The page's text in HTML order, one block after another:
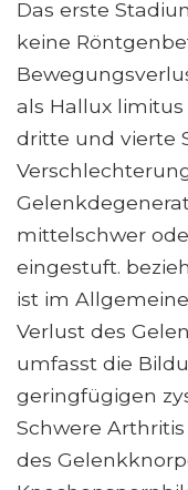
Das erste
keine
als Hallux limitus
dritte und vierte
mittelschwer
eingestuft.
ist im
Verlust des
umfasst die
geringfügigen
Schwere
des